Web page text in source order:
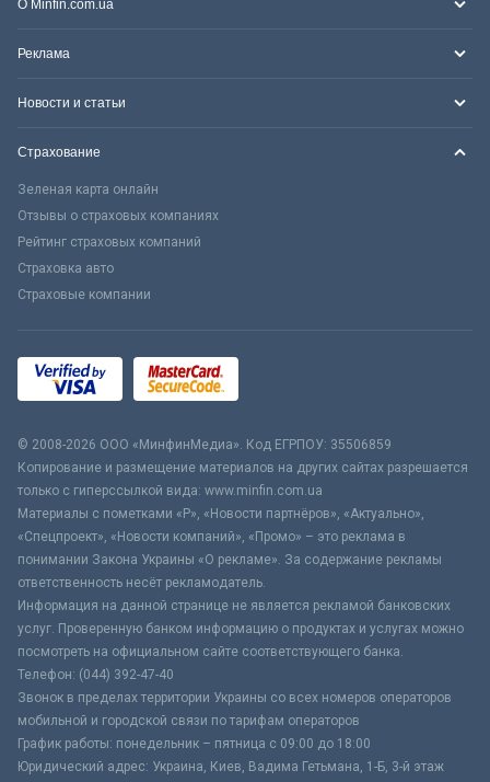
О Minfin.com.ua
Реклама
Новости и статьи
Страхование
Зеленая карта онлайн
Отзывы о страховых компаниях
Рейтинг страховых компаний
Страховка авто
Страховые компании
© 2008-2026 ООО «МинфинМедиа». Код ЕГРПОУ: 35506859
Копирование и размещение материалов на других сайтах разрешается
только с гиперссылкой вида: www.minfin.com.ua
Материалы с пометками «Р», «Новости партнёров», «Актуально»,
«Спецпроект», «Новости компаний», «Промо» – это реклама в
понимании Закона Украины «О рекламе». За содержание рекламы
ответственность несёт рекламодатель.
Информация на данной странице не является рекламой банковских
услуг. Проверенную банком информацию о продуктах и услугах можно
посмотреть на официальном сайте соответствующего банка.
Телефон: (044) 392-47-40
Звонок в пределах территории Украины со всех номеров операторов
мобильной и городской связи по тарифам операторов
График работы: понедельник – пятница с 09:00 до 18:00
Юридический адрес: Украина, Киев, Вадима Гетьмана, 1-Б, 3-й этаж